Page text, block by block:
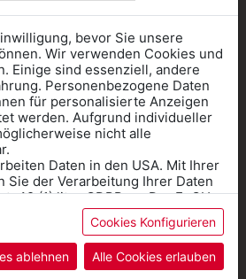
IHNEN
GEFALLEN
bevor Sie unsere
Wir verwenden Cookies und
Einige sind essenziell, andere
Personenbezogene Daten
für personalisierte Anzeigen
werden. Aufgrund individueller
nicht alle
Daten in den USA. Mit Ihrer
Sie der Verarbeitung Ihrer Daten
49 (1) lit. a GDPR zu. Der EuGH
mit unzureichendem Datenschutz
Risiko, dass US-Behörden
für Europäer überwachen.
Cookies Konfigurieren
ablehnen Alle Cookies erlauben
wenn Sie
auf SCHULE in der
richtige Schule auswählen.
Geschäft: Termin buchen